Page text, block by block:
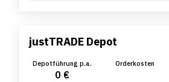
justTRADE Depot
Depotführung p.a.
0 €
Orderkosten